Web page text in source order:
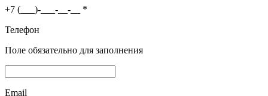
+7 (___)-___-__-__ *
Телефон
Поле обязательно для заполнения
Email